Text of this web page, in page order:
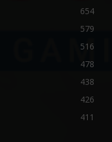
654
579
516
478
438
426
411